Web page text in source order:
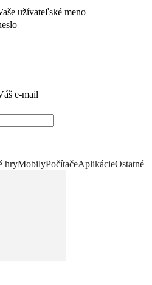
užívateľské meno
e-mail
hryMobilyPočítačeAplikácieOstatné